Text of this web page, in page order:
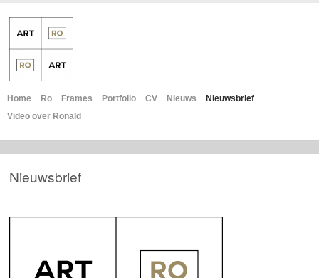
Home Ro Frames Portfolio CV Nieuws
Nieuwsbrief
Video over Ronald
Nieuwsbrief